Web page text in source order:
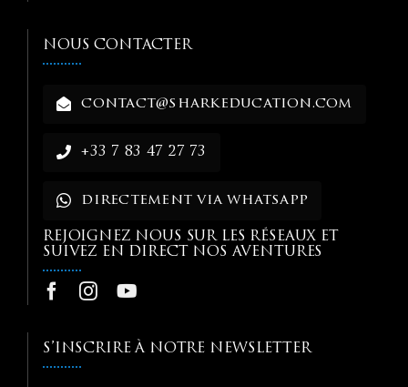
NOUS CONTACTER
contact@sharkeducation.com
+33 7 83 47 27 73
directement via whatsapp
REJOIGNEZ NOUS SUR LES RÉSEAUX ET
SUIVEZ EN DIRECT NOS AVENTURES
S’INSCRIRE À NOTRE NEWSLETTER